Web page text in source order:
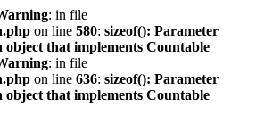
: in file
on line 580: sizeof(): Parameter
that implements Countable
: in file
on line 636: sizeof(): Parameter
that implements Countable